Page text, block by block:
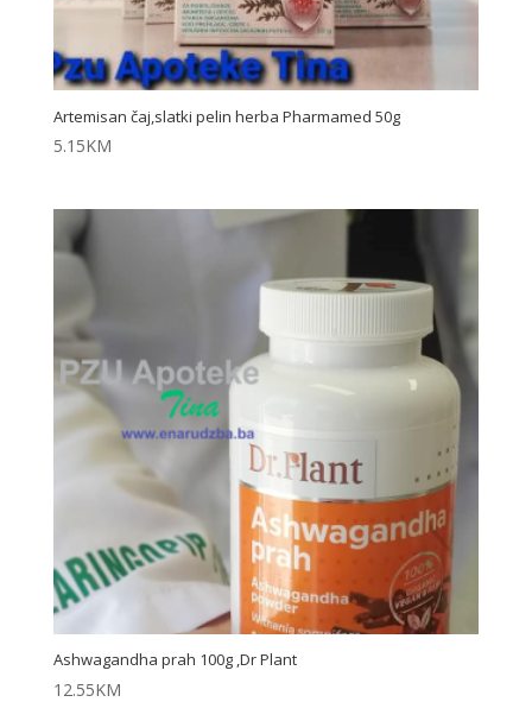
Artemisan čaj,slatki pelin herba Pharmamed 50g
5.15KM
Ashwagandha prah 100g ,Dr Plant
12.55KM